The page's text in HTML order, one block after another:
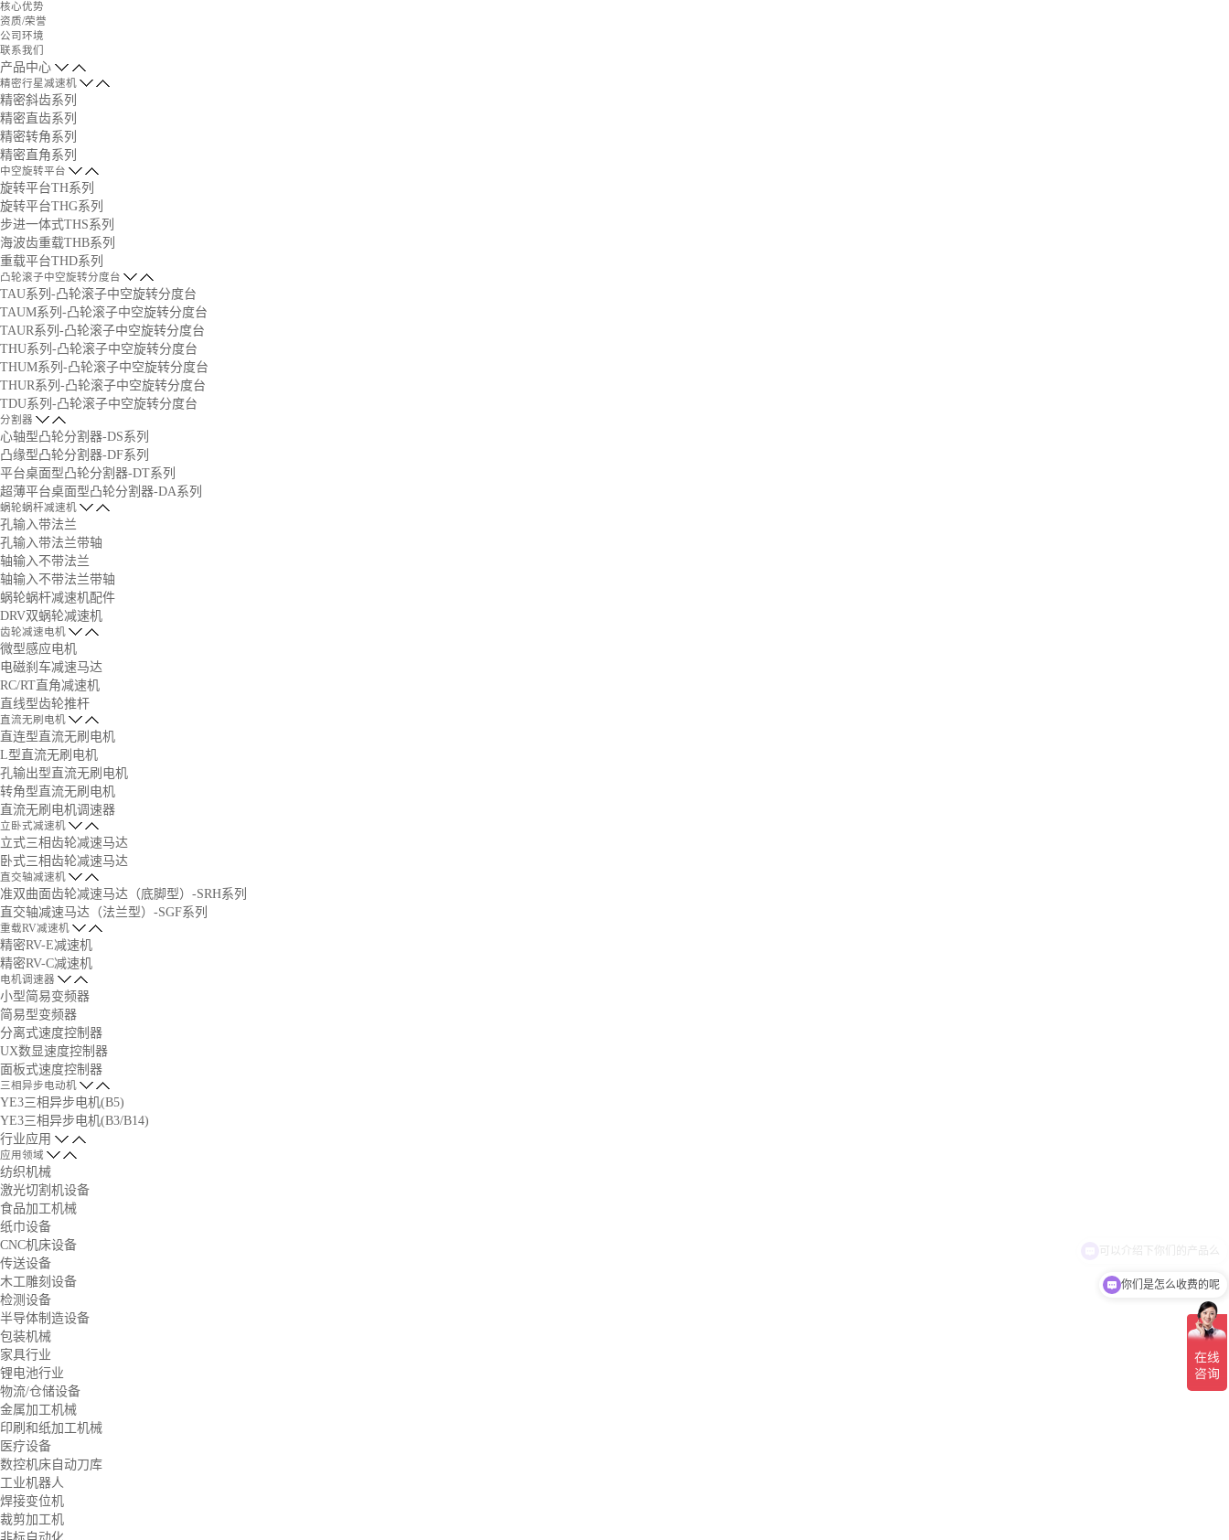
核心优势
资质/荣誉
公司环境
联系我们
产品中心
精密行星减速机
精密斜齿系列
精密直齿系列
精密转角系列
精密直角系列
中空旋转平台
旋转平台TH系列
旋转平台THG系列
步进一体式THS系列
海波齿重载THB系列
重载平台THD系列
凸轮滚子中空旋转分度台
TAU系列-凸轮滚子中空旋转分度台
TAUM系列-凸轮滚子中空旋转分度台
TAUR系列-凸轮滚子中空旋转分度台
THU系列-凸轮滚子中空旋转分度台
THUM系列-凸轮滚子中空旋转分度台
THUR系列-凸轮滚子中空旋转分度台
TDU系列-凸轮滚子中空旋转分度台
分割器
心轴型凸轮分割器-DS系列
凸缘型凸轮分割器-DF系列
平台桌面型凸轮分割器-DT系列
超薄平台桌面型凸轮分割器-DA系列
蜗轮蜗杆减速机
孔输入带法兰
孔输入带法兰带轴
轴输入不带法兰
轴输入不带法兰带轴
蜗轮蜗杆减速机配件
DRV双蜗轮减速机
齿轮减速电机
微型感应电机
电磁刹车减速马达
RC/RT直角减速机
直线型齿轮推杆
直流无刷电机
直连型直流无刷电机
L型直流无刷电机
孔输出型直流无刷电机
转角型直流无刷电机
直流无刷电机调速器
立卧式减速机
立式三相齿轮减速马达
卧式三相齿轮减速马达
直交轴减速机
准双曲面齿轮减速马达（底脚型）-SRH系列
直交轴减速马达（法兰型）-SGF系列
重载RV减速机
精密RV-E减速机
精密RV-C减速机
电机调速器
小型简易变频器
简易型变频器
分离式速度控制器
UX数显速度控制器
面板式速度控制器
三相异步电动机
YE3三相异步电机(B5)
YE3三相异步电机(B3/B14)
行业应用
应用领域
纺织机械
激光切割机设备
食品加工机械
纸巾设备
CNC机床设备
传送设备
木工雕刻设备
检测设备
半导体制造设备
包装机械
家具行业
锂电池行业
物流/仓储设备
金属加工机械
印刷和纸加工机械
医疗设备
数控机床自动刀库
工业机器人
焊接变位机
裁剪加工机
你们是怎么收费的呢